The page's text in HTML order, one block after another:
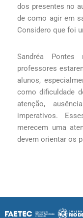
dos presentes no
de como agir em
Considero que foi
Sandréa
professores
alunos,
como dificuldade
atenção,
imperativos.
merecem uma
devem orientar os